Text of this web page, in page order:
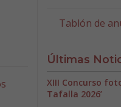
Tablón de
Últimas
XIII Concurso
Tafalla 2026’